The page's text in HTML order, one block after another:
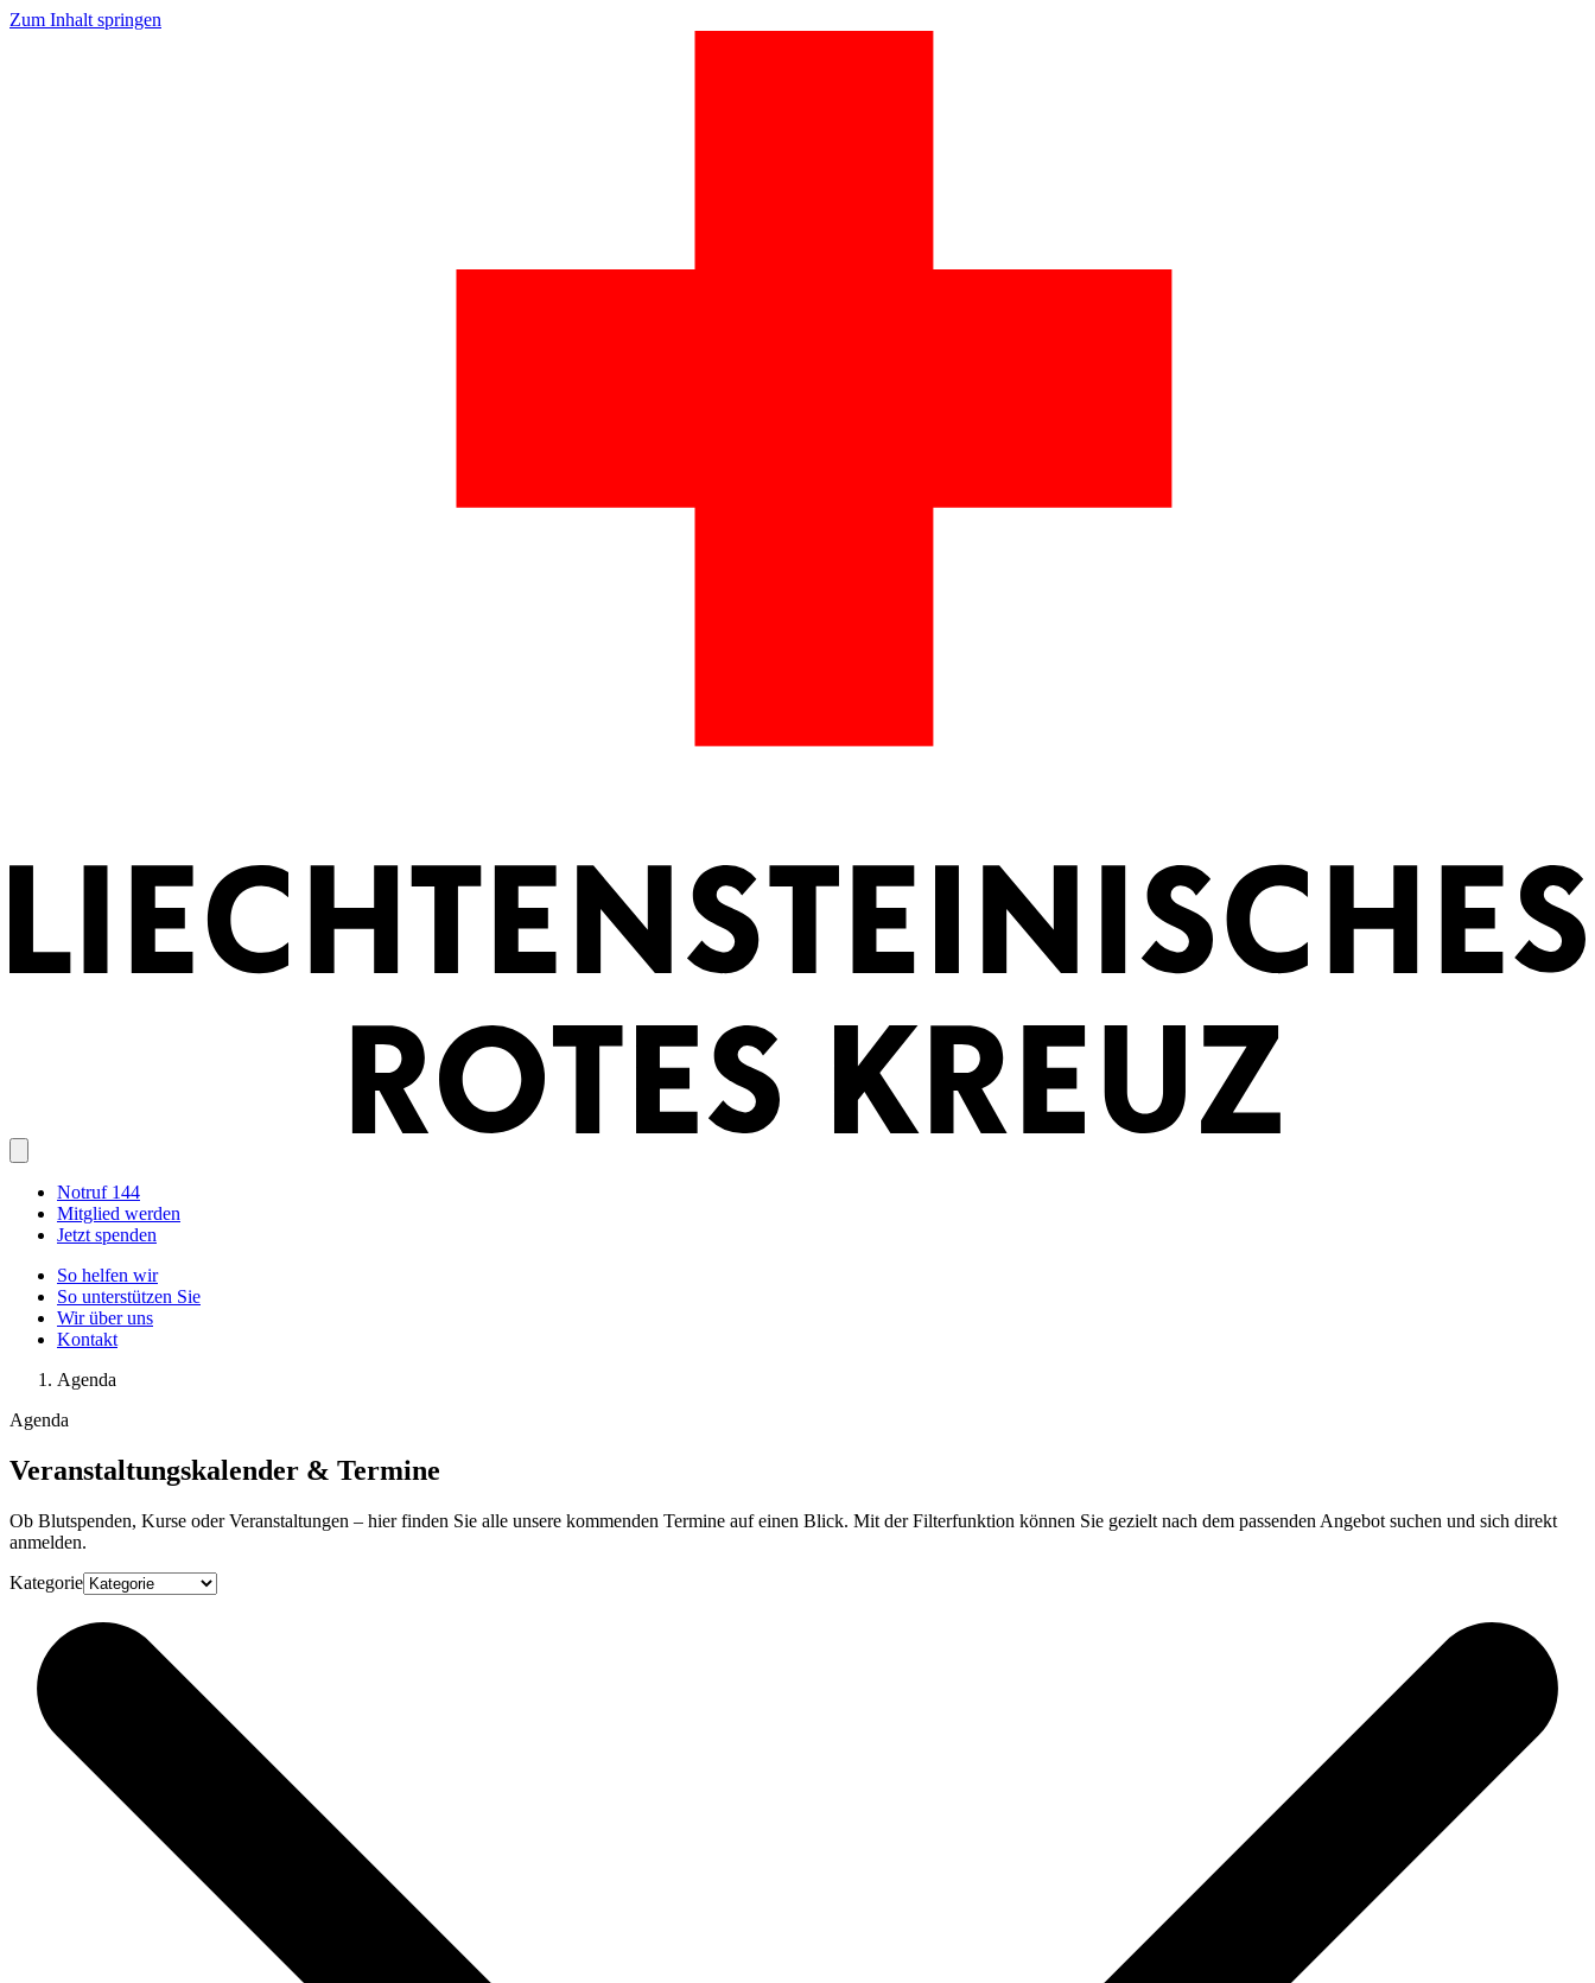
Zum Inhalt springen
Notruf 144
Mitglied werden
Jetzt spenden
So helfen wir
So unterstützen Sie
Wir über uns
Kontakt
Agenda
Agenda
Veranstaltungskalender & Termine
Ob Blutspenden, Kurse oder Veranstaltungen – hier finden Sie alle unsere kommenden Termine auf einen Blick. Mit der Filterfunktion können Sie gezielt nach dem passenden Angebot suchen und sich direkt
anmelden.
Kategorie